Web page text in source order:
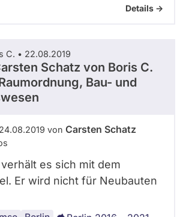
Details ->
C. • 22.08.2019
Schatz von Boris C.
Bau- und
24.08.2019 von Carsten Schatz
es sich mit dem
Er wird nicht für Neubauten